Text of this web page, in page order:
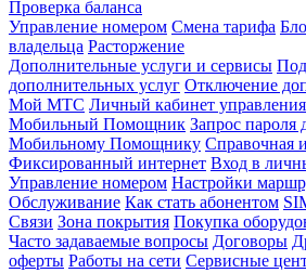
Проверка баланса
Управление номером Смена тарифа
владельца Расторжение
Дополнительные услуги и сервисы
дополнительных услуг Отключение
Мой МТС Личный кабинет
Мобильный Помощник Запрос пароля
Мобильному Помощнику Справочная
Фиксированный интернет Вход в
Управление номером Настройки
Обслуживание Как стать абонентом
Связи Зона покрытия Покупка
Часто задаваемые вопросы Договоры
оферты Работы на сети Сервисные